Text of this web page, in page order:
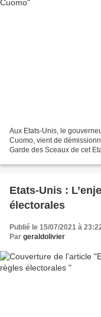
Aux Etats-Unis, le
Cuomo, vient de
Garde des Sceaux de cet
Etats-Unis :
électorales
Publié le 15/07/2021 à
Par geraldolivier